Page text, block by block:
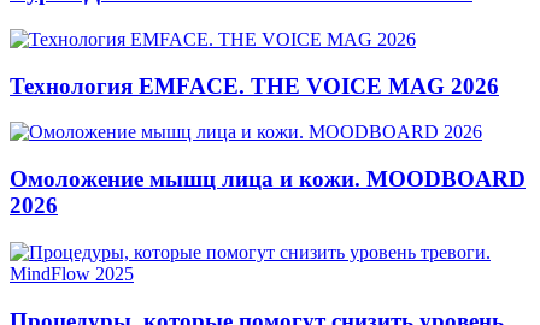
Технология EMFACE. THE VOICE MAG 2026
Омоложение мышц лица и кожи. MOODBOARD
2026